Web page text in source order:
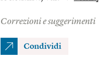
Correzioni e suggerimenti
Condividi